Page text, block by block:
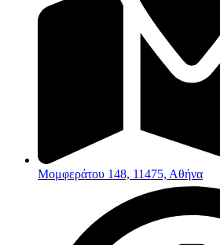
Μομφεράτου 148, 11475, Αθήνα